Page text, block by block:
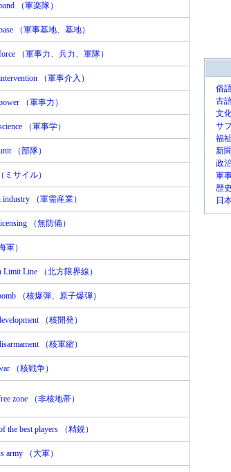
（軍楽隊）
（軍事基地、基地）
（軍事力、兵力、軍隊）
（軍事介入）
（軍事力）
（軍事学）
（部隊）
ミサイル）
industry （軍需産業）
（無防備）
軍）
Limit Line （北方限界線）
（核爆弾、原子爆弾）
（核開発）
（核軍縮）
（核戦争）
zone （非核地帯）
the best players （精鋭）
army （大軍）
俗
古
文
サ
福祉
新
政
軍
歴史
日